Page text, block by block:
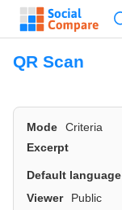
QR Scan
Mode Criteria
Excerpt
Default language
Viewer
Public